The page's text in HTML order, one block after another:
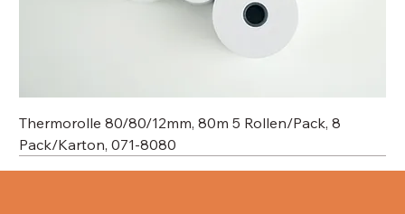
Thermorolle 80/80/12mm, 80m 5 Rollen/Pack, 8
Pack/Karton, 071-8080